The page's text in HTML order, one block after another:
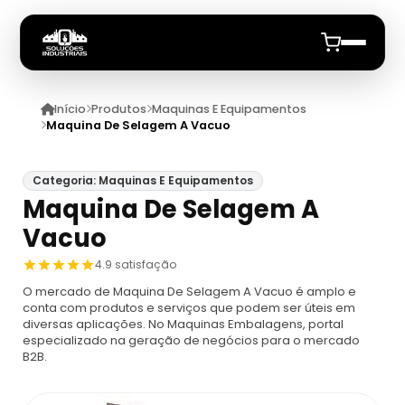
Início
Produtos
Maquinas E Equipamentos
Dosador
Máquina De Embalagem Compacta
Datadores
Datadores
Anuncie
Início Produtos Maquinas E Equipamentos
Maquina De Selagem A Vacuo
Categoria: Maquinas E Equipamentos
Maquina De Selagem A
Vacuo
4.9 satisfação
O mercado de Maquina De Selagem A Vacuo é amplo e
conta com produtos e serviços que podem ser úteis em
diversas aplicações. No Maquinas Embalagens, portal
especializado na geração de negócios para o mercado
B2B.